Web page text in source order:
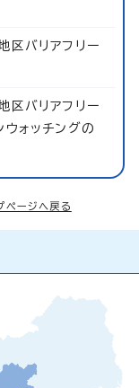
区バリアフリー
区バリアフリー
ォッチングの
ページへ戻る